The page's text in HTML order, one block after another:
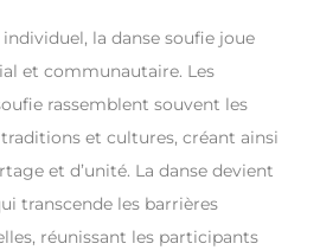
la danse soufie joue
et communautaire. Les
rassemblent souvent les
et cultures, créant ainsi
et d’unité. La danse devient
transcende les barrières
réunissant les participants